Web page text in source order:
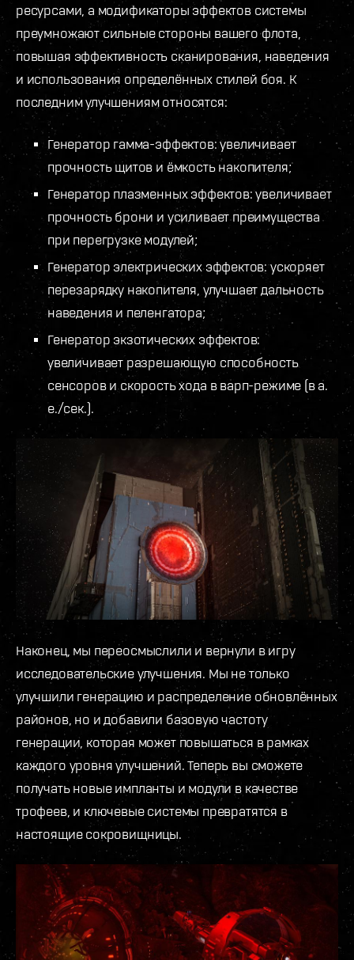
ресурсами, а модификаторы эффектов системы
преумножают сильные стороны вашего флота,
повышая эффективность сканирования, наведения
и использования определённых стилей боя. К
последним улучшениям относятся:
Генератор гамма-эффектов: увеличивает
прочность щитов и ёмкость накопителя;
Генератор плазменных эффектов: увеличивает
прочность брони и усиливает преимущества
при перегрузке модулей;
Генератор электрических эффектов: ускоряет
перезарядку накопителя, улучшает дальность
наведения и пеленгатора;
Генератор экзотических эффектов:
увеличивает разрешающую способность
сенсоров и скорость хода в варп-режиме (в а.
е./сек.).
Наконец, мы переосмыслили и вернули в игру
исследовательские улучшения. Мы не только
улучшили генерацию и распределение обновлённых
районов, но и добавили базовую частоту
генерации, которая может повышаться в рамках
каждого уровня улучшений. Теперь вы сможете
получать новые импланты и модули в качестве
трофеев, и ключевые системы превратятся в
настоящие сокровищницы.